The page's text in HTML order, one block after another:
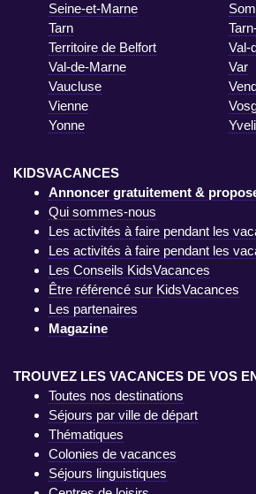
Seine-et-Marne
Tarn
Territoire de Belfort
Val-
Val-de-Marne
Var
Vaucluse
Vienne
Yonne
KIDSVACANCES
Annoncer gratuitement &
Qui sommes-nous
Les activités à faire pendant les
Les activités à faire pendant les
Les Conseils KidsVacances
Être référencé sur KidsVacances
Les partenaires
Magazine
TROUVEZ LES VACANCES DE VOS
Toutes nos destinations
Séjours par ville de départ
Thématiques
Colonies de vacances
Séjours linguistiques